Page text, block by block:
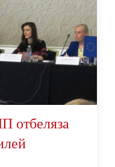
отбеляза